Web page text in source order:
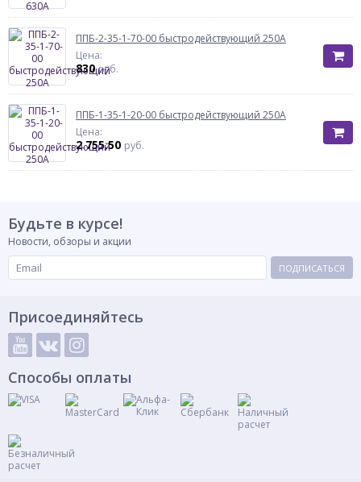
ППБ-2-35-1-70-00 быстродействующий 250А
Цена:
830руб.
ППБ-1-35-1-20-00 быстродействующий 250А
Цена:
2 755.50 руб.
Будьте в курсе!
Новости, обзоры и акции
ПОДПИСАТЬСЯ
Присоединяйтесь
Способы оплаты